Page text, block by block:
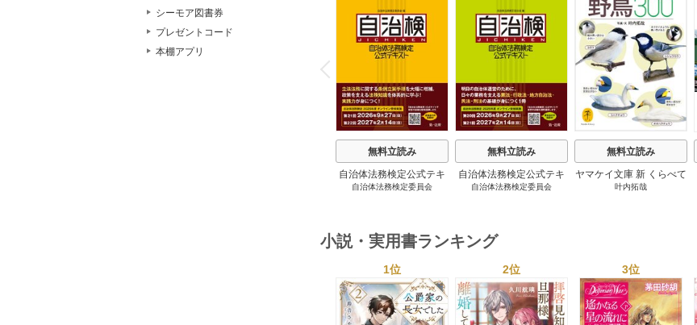
シーモア図書券
プレゼントコード
本棚アプリ
P
r
e
i
o
u
s
無料立読み
自治体法務検定公式テキ
スト 政策法務編 ２０
自治体法務検定委員会
無料立読み
自治体法務検定公式テキ
スト 基本法務編 ２０
自治体法務検定委員会
無料立読み
ヤマケイ文庫 新 くらべて
わかる野鳥300 1巻
叶内拓哉
小説・実用書ランキング
1位 2位 3位